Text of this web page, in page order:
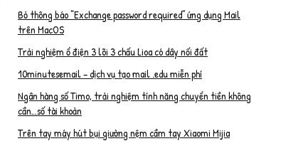
Bỏ thông báo “Exchange password required” ứng dụng Mail
trên MacOS
Trải nghiệm ổ điện 3 lõi 3 chấu Lioa có dây nối đất
10minutesemail – dịch vụ tạo mail .edu miễn phí
Ngân hàng số Timo, trải nghiệm tính năng chuyển tiền không
cần…số tài khoản
Trên tay máy hút bụi giường nệm cầm tay Xiaomi Mijia